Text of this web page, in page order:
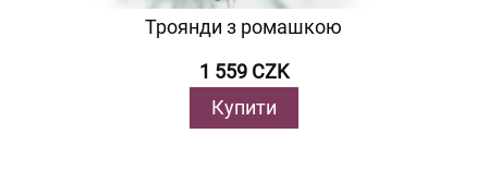
Троянди з ромашкою
1 559 CZK
Купити